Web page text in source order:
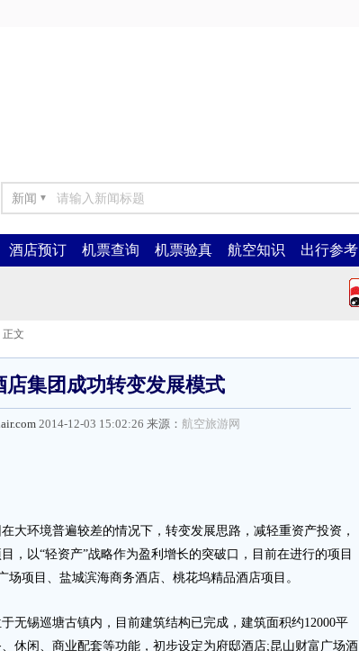
新闻 ▼
酒店预订 机票查询 机票验真 航空知识 出行参考
正文
店集团成功转变发展模式
2014-12-03 15:02:26 来源： 航空旅游网
环境普遍较差的情况下，转变发展思路，减轻重资产投资，
，以“轻资产”战略作为盈利增长的突破口，目前在进行的项目
项目、盐城滨海商务酒店、桃花坞精品酒店项目。
锡巡塘古镇内，目前建筑结构已完成，建筑面积约12000平
休闲、商业配套等功能，初步设定为府邸酒店;昆山财富广场酒